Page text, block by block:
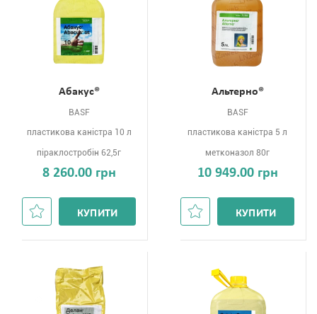
Абакус®
BASF
пластикова каністра 10 л
піраклостробін 62,5г
8 260.00 грн
КУПИТИ
Альтерно®
BASF
пластикова каністра 5 л
метконазол 80г
10 949.00 грн
КУПИТИ